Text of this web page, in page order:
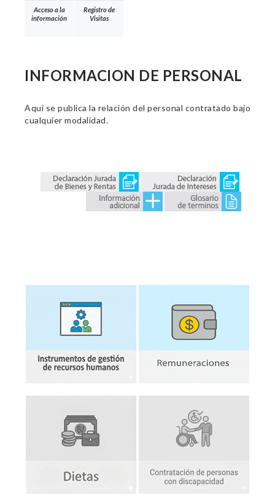
Acceso a la
información
Registro de
Visitas
INFORMACION DE PERSONAL
Aquí se publica la relación del personal contratado bajo
cualquier modalidad.